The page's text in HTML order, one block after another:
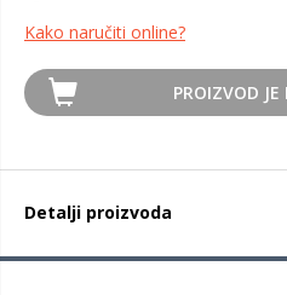
Kako naručiti online?
PROIZVOD
Detalji proizvoda